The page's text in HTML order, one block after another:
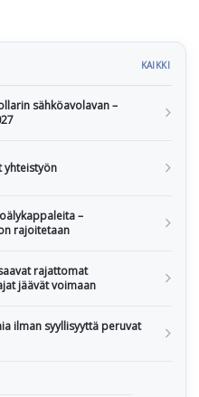
KAIKKI
sähköavolavan –
yhteistyön
–
rajoitetaan
rajattomat
jäävät voimaan
ilman syyllisyyttä peruvat